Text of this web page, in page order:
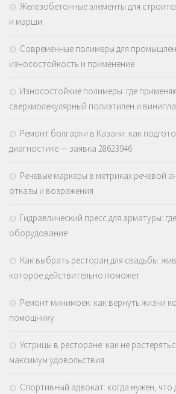
Железобетонные элементы для
и марши
Современные полимеры для
износостойкость и применение
Износостойкие полимеры: где
сверхмолекулярный полиэтилен и
Ремонт болгарки в Казани: как
диагностике — заявка 28623946
Речевые маркеры в метриках речевой
отказы и возражения
Гидравлический пресс для арматуры:
оборудование
Как выбрать ресторан для свадьбы:
которое действительно поможет
Ремонт минимоек: как вернуть жизни
помощнику
Устрицы в ресторане: как не
максимум удовольствия
Спортивный адвокат: когда нужен, что